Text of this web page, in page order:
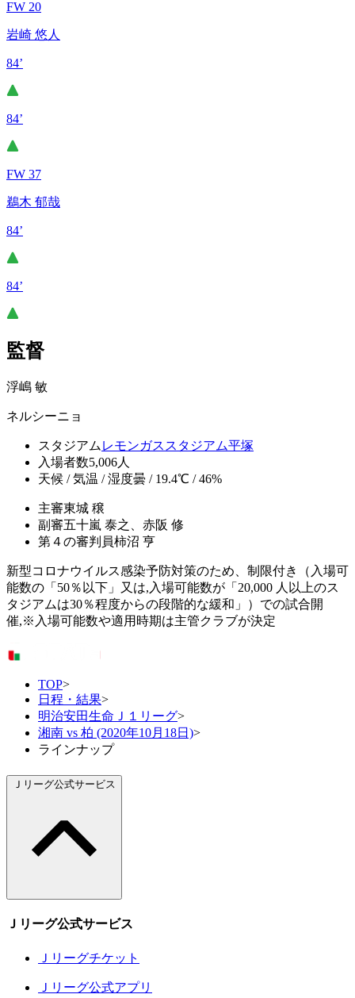
FW 20
岩崎 悠人
84’
84’
FW 37
鵜木 郁哉
84’
84’
監督
浮嶋 敏
ネルシーニョ
スタジアム レモンガススタジアム平塚
入場者数5,006人
天候 / 気温 / 湿度曇 / 19.4℃ / 46%
主審東城 穣
副審五十嵐 泰之、赤阪 修
第４の審判員柿沼 亨
新型コロナウイルス感染予防対策のため、制限付き（入場可
能数の「50％以下」又は,入場可能数が「20,000 人以上のス
タジアムは30％程度からの段階的な緩和」）での試合開
催,※入場可能数や適用時期は主管クラブが決定
TOP>
日程・結果>
明治安田生命Ｊ１リーグ>
湘南 vs 柏 (2020年10月18日)>
ラインナップ
Ｊリーグ公式サービス
Ｊリーグ公式サービス
Ｊリーグチケット
Ｊリーグ公式アプリ